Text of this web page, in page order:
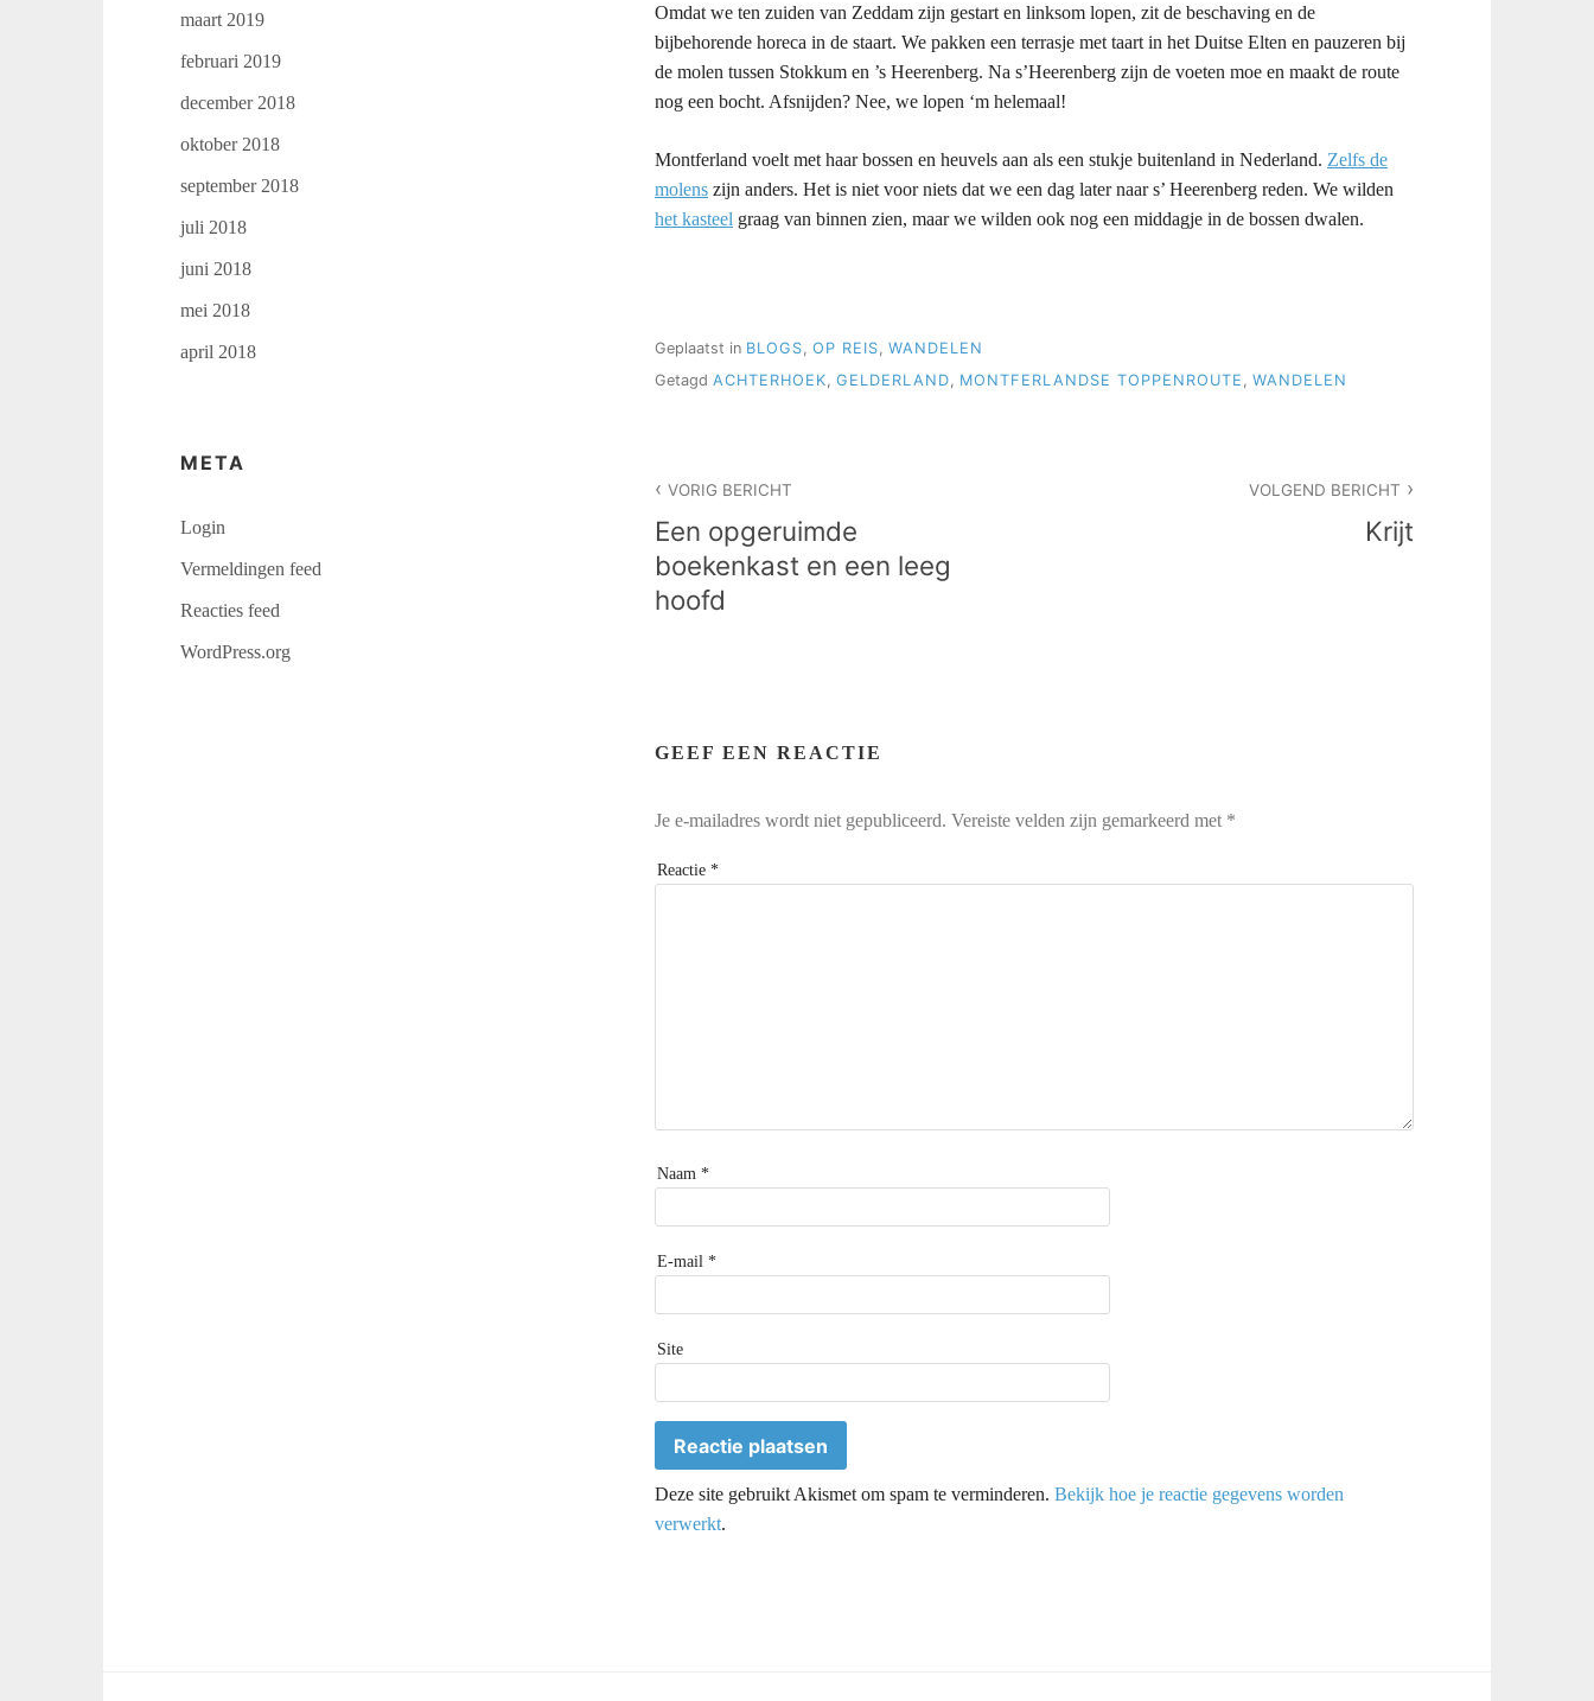
Omdat we ten zuiden van Zeddam zijn gestart en linksom lopen, zit de beschaving en de
bijbehorende horeca in de staart. We pakken een terrasje met taart in het Duitse Elten en pauzeren bij
de molen tussen Stokkum en ’s Heerenberg. Na s’Heerenberg zijn de voeten moe en maakt de route
nog een bocht. Afsnijden? Nee, we lopen ‘m helemaal!
Montferland voelt met haar bossen en heuvels aan als een stukje buitenland in Nederland. Zelfs de
molens zijn anders. Het is niet voor niets dat we een dag later naar s’ Heerenberg reden. We wilden
het kasteel graag van binnen zien, maar we wilden ook nog een middagje in de bossen dwalen.
Geplaatst in BLOGS, OP REIS, WANDELEN
Getagd ACHTERHOEK GELDERLAND MONTFERLANDSE TOPPENROUTE WANDELEN
navigatie
VORIG BERICHT
Een opgeruimde
boekenkast en een leeg
hoofd
VOLGEND BERICHT
Krijt
GEEF EEN REACTIE
Je e-mailadres wordt niet gepubliceerd. Vereiste velden zijn gemarkeerd met *
Reactie *
Naam *
E-mail *
Site
Deze site gebruikt Akismet om spam te verminderen. Bekijk hoe je reactie gegevens worden
verwerkt.
maart 2019
februari 2019
december 2018
oktober 2018
september 2018
juli 2018
juni 2018
mei 2018
april 2018
META
Login
Vermeldingen feed
Reacties feed
WordPress.org